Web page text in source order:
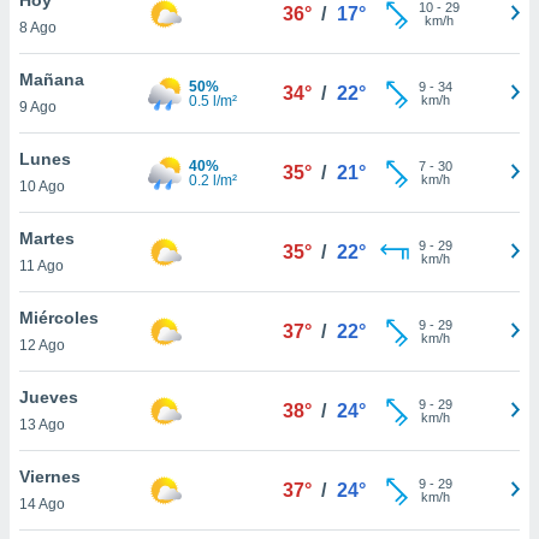
en
más
nuestra
de
cookies
aceptar
8 Ago
36° / 17° 10- 29
km/h
Mañana
9 Ago
50%
0.5 l/m²
34° / 22° 9- 34
km/h
Lunes
10 Ago
40%
0.2 l/m²
35° / 21° 7- 30
km/h
Martes
11 Ago
35° / 22° 9- 29
km/h
Miércoles
12 Ago
37° / 22° 9- 29
km/h
Jueves
13 Ago
38° / 24° 9- 29
km/h
Viernes
14 Ago
37° / 24° 9- 29
km/h